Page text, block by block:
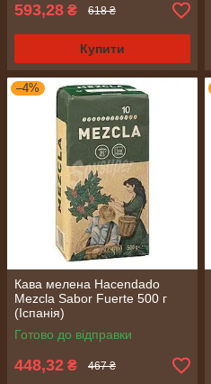
593,28 ₴ 618 ₴
Купити
–4%
Кава мелена Hacendado
Mezcla Sabor Fuerte 500 г
(Іспанія)
Готово до відправки
448,32 ₴ 467 ₴